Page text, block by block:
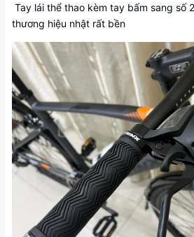
Tay lái thể thao kèm tay bấm sang số
thương hiệu nhật rất bền